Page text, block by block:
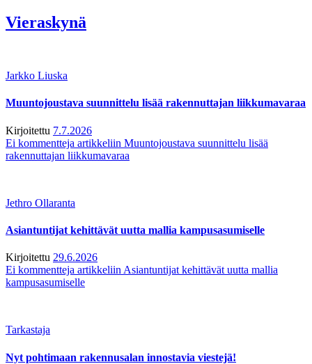
Vieraskynä
Jarkko Liuska
Muuntojoustava suunnittelu lisää rakennuttajan liikkumavaraa
Kirjoitettu 7.7.2026
Ei kommentteja artikkeliin Muuntojoustava suunnittelu lisää
rakennuttajan liikkumavaraa
Jethro Ollaranta
Asiantuntijat kehittävät uutta mallia kampusasumiselle
Kirjoitettu 29.6.2026
Ei kommentteja artikkeliin Asiantuntijat kehittävät uutta mallia
kampusasumiselle
Tarkastaja
Nyt pohtimaan rakennusalan innostavia viestejä!